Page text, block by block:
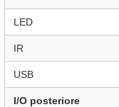
LED
IR
USB
I/O posteriore